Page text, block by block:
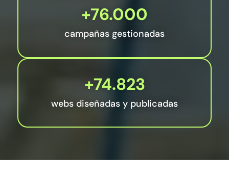
+76.000
campañas gestionadas
+74.823
webs diseñadas y publicadas